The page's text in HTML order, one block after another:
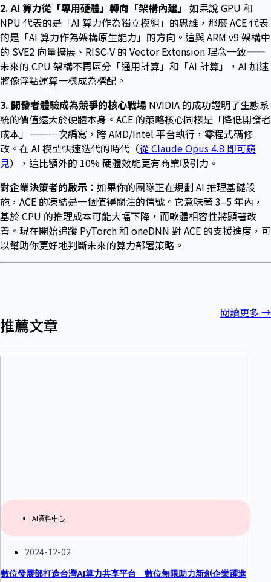
2. AI 算力從「專用硬體」轉向「架構內建」 如果說 GPU 和
NPU 代表的是「AI 算力作為獨立模組」的思維，那麼 ACE 代表
的是「AI 算力作為架構原生能力」的方向。這與 ARM v9 架構中
的 SVE2 向量擴展、RISC-V 的 Vector Extension 理念一致——
未來的 CPU 架構不再區分「通用計算」和「AI 計算」，AI 加速
將像浮點運算一樣成為標配。
3. 開發者體驗成為競爭的核心戰場 NVIDIA 的成功證明了生態系
統的價值遠大於硬體本身。ACE 的策略核心同樣是「降低開發者
成本」——一次編寫，跨 AMD/Intel 平台執行，零程式碼修
改。在 AI 模型快速迭代的時代（從 Claude Opus 4.8 即可窺
見），這比額外的 10% 硬體效能更有商業吸引力。
對企業決策者的啟示 ：如果你的團隊正在規劃 AI 推理基礎設
施，ACE 的凍結是一個值得關注的信號。它意味著 3–5 年內，
基於 CPU 的推理成本可能大幅下降，而軟體相容性將顯著改
善。現在開始追蹤 PyTorch 和 oneDNN 對 ACE 的支援進度，可
以幫助你更好地判斷未來的算力部署策略。
推薦文章
閱讀更多 →
AI資料中心
2024-12-02
數位發展部打造台灣AI算力共享平台 數位無限助力新創企業躍進